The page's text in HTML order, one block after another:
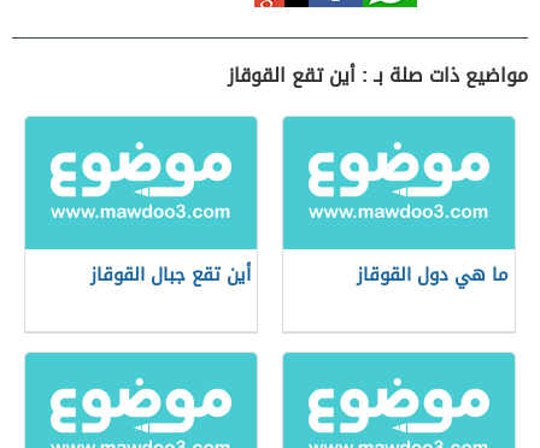
مواضيع ذات صلة بـ : أين تقع القوقاز
ما هي دول القوقاز أين تقع جبال القوقاز